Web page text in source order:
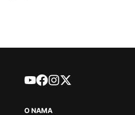
YouTube
Facebook
Instagram
X
O NAMA